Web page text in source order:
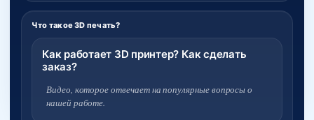
Что такое 3D печать?
Как работает 3D принтер? Как сделать
заказ?
Видео, которое отвечает на популярные вопросы о
нашей работе.